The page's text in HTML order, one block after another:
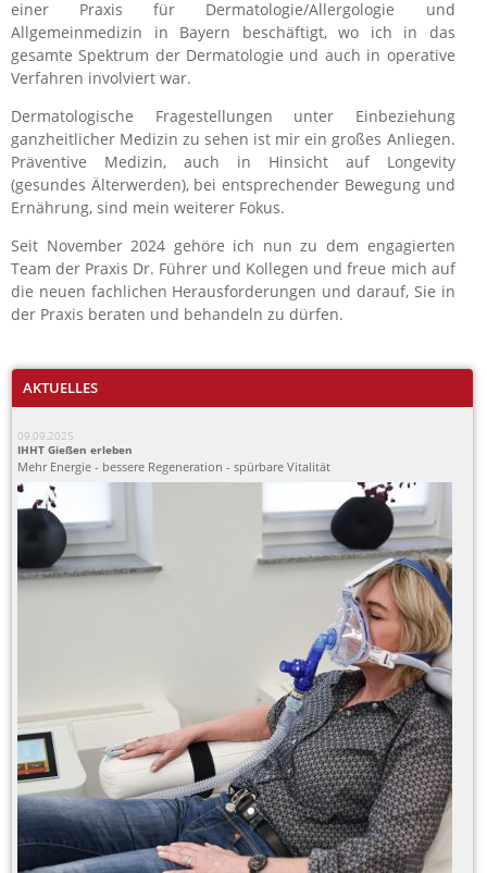
einer Praxis für Dermatologie/Allergologie und
Allgemeinmedizin in Bayern beschäftigt, wo ich in das
gesamte Spektrum der Dermatologie und auch in operative
Verfahren involviert war.
Dermatologische Fragestellungen unter Einbeziehung
ganzheitlicher Medizin zu sehen ist mir ein großes Anliegen.
Präventive Medizin, auch in Hinsicht auf Longevity
(gesundes Älterwerden), bei entsprechender Bewegung und
Ernährung, sind mein weiterer Fokus.
Seit November 2024 gehöre ich nun zu dem engagierten
Team der Praxis Dr. Führer und Kollegen und freue mich auf
die neuen fachlichen Herausforderungen und darauf, Sie in
der Praxis beraten und behandeln zu dürfen.
AKTUELLES
09.09.2025
IHHT Gießen erleben
Mehr Energie - bessere Regeneration - spürbare Vitalität